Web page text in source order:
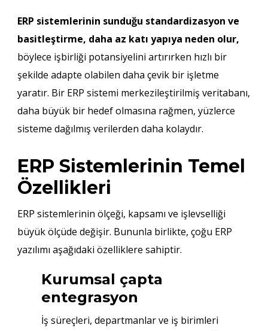
ERP sistemlerinin sunduğu standardizasyon ve
basitleştirme, daha az katı yapıya neden olur,
böylece işbirliği potansiyelini artırırken hızlı bir
şekilde adapte olabilen daha çevik bir işletme
yaratır. Bir ERP sistemi merkezileştirilmiş veritabanı,
daha büyük bir hedef olmasına rağmen, yüzlerce
sisteme dağılmış verilerden daha kolaydır.
ERP Sistemlerinin Temel
Özellikleri
ERP sistemlerinin ölçeği, kapsamı ve işlevselliği
büyük ölçüde değişir. Bununla birlikte, çoğu ERP
yazılımı aşağıdaki özelliklere sahiptir.
Kurumsal çapta
entegrasyon
İş süreçleri, departmanlar ve iş birimleri